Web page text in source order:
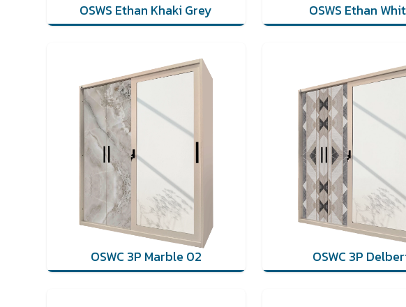
OSWS Ethan Khaki Grey OSWS Ethan
OSWC 3P Marble 02 OSWC 3P